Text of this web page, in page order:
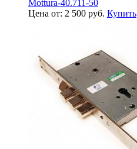
Mottura-40.711-50
Цена от: 2 500 руб. Купить